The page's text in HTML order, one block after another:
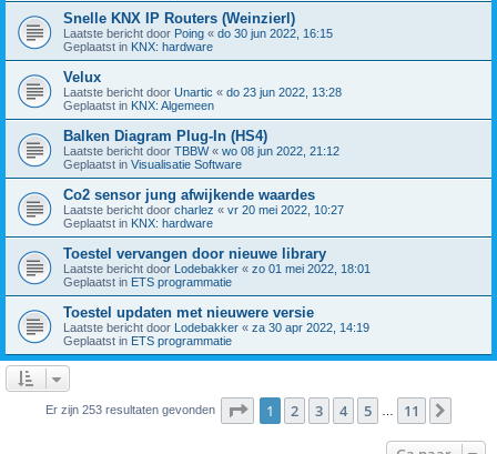
Snelle KNX IP Routers (Weinzierl)
Laatste bericht door Poing « do 30 jun 2022, 16:15
Geplaatst in KNX: hardware
Velux
Laatste bericht door Unartic « do 23 jun 2022, 13:28
Geplaatst in KNX: Algemeen
Balken Diagram Plug-In (HS4)
Laatste bericht door TBBW« wo 08 jun 2022, 21:12
Geplaatst in Visualisatie Software
Co2 sensor jung afwijkende waardes
Laatste bericht door charlez « vr 20 mei 2022, 10:27
Geplaatst in KNX: hardware
Toestel vervangen door nieuwe library
Laatste bericht door Lodebakker « zo 01 mei 2022, 18:01
Geplaatst in ETS programmatie
Toestel updaten met nieuwere versie
Laatste bericht door Lodebakker « za 30 apr 2022, 14:19
Geplaatst in ETS programmatie
Er zijn 253 resultaten gevonden Pagina van 11
1 2 3 4 5 11